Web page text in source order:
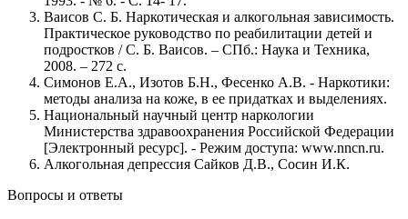
Ваисов С. Б. Наркотическая и алкогольная зависимость.
Практическое руководство по реабилитации детей и
подростков / С. Б. Ваисов. – СПб.: Наука и Техника,
2008. – 272 с.
Симонов Е.А., Изотов Б.Н., Фесенко А.В. - Наркотики:
методы анализа на коже, в ее придатках и выделениях.
Национальный научный центр наркологии
Министерства здравоохранения Российской Федерации
[Электронный ресурс]. - Режим доступа: www.nncn.ru.
Алкогольная депрессия Сайков Д.В., Сосин И.К.
Вопросы и ответы